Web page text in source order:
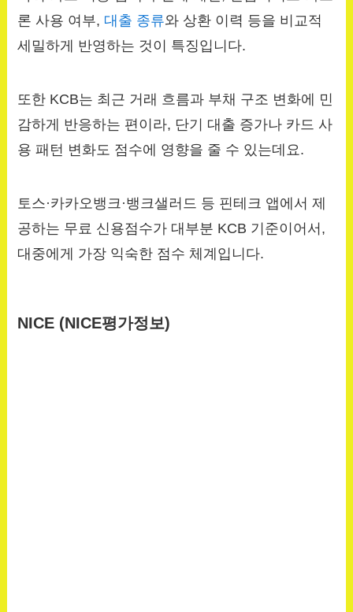
론 사용 여부, 대출 종류와 상환 이력 등을 비교적
세밀하게 반영하는 것이 특징입니다.
또한 KCB는 최근 거래 흐름과 부채 구조 변화에 민
감하게 반응하는 편이라, 단기 대출 증가나 카드 사
용 패턴 변화도 점수에 영향을 줄 수 있는데요.
토스·카카오뱅크·뱅크샐러드 등 핀테크 앱에서 제
공하는 무료 신용점수가 대부분 KCB 기준이어서,
대중에게 가장 익숙한 점수 체계입니다.
NICE (NICE평가정보)